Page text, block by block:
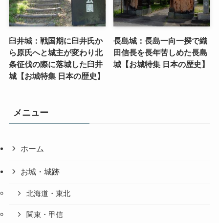
臼井城：戦国期に臼井氏か
ら原氏へと城主が変わり北
条征伐の際に落城した臼井
城【お城特集 日本の歴史】
長島城：長島一向一揆で織
田信長を長年苦しめた長島
城【お城特集 日本の歴史】
メニュー
ホーム
お城・城跡
北海道・東北
関東・甲信